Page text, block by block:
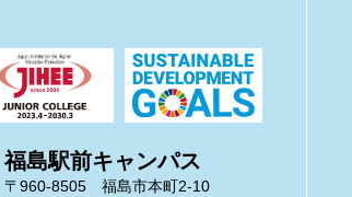
福島駅前キャンパス
〒960-8505 福島市本町2-10